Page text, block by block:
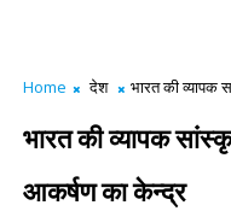
Home देश भारत की व्यापक
भारत की व्यापक
आकर्षण का केन्द्र